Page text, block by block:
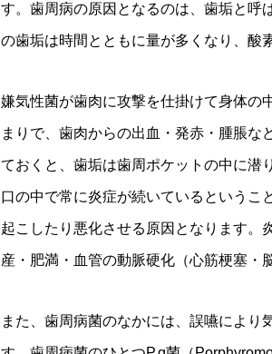
す。歯周病の原因となるのは、歯垢と呼
の歯垢は時間とともに量が多くなり、酸
嫌気性菌が歯肉に攻撃を仕掛けて身体の
まりで、歯肉からの出血・発赤・腫脹
ておくと、歯垢は歯周ポケットの中に潜
口の中で常に炎症が続いているというこ
起こしたり悪化させる原因となります。
産・肥満・血管の動脈硬化（心筋梗塞・
また、歯周病菌のなかには、誤嚥により